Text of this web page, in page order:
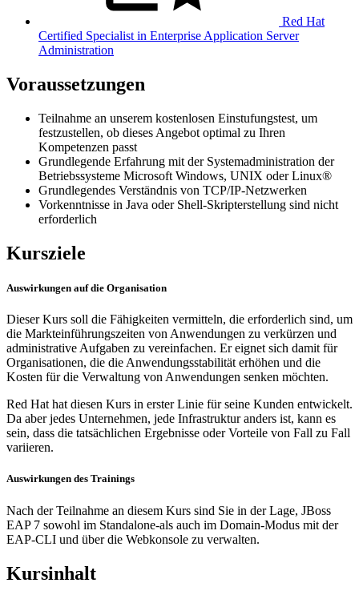
Red Hat
Certified Specialist in Enterprise Application Server
Administration
Voraussetzungen
Teilnahme an unserem kostenlosen Einstufungstest, um
festzustellen, ob dieses Angebot optimal zu Ihren
Kompetenzen passt
Grundlegende Erfahrung mit der Systemadministration der
Betriebssysteme Microsoft Windows, UNIX oder Linux®
Grundlegendes Verständnis von TCP/IP-Netzwerken
Vorkenntnisse in Java oder Shell-Skripterstellung sind nicht
erforderlich
Kursziele
Auswirkungen auf die Organisation
Dieser Kurs soll die Fähigkeiten vermitteln, die erforderlich sind, um
die Markteinführungszeiten von Anwendungen zu verkürzen und
administrative Aufgaben zu vereinfachen. Er eignet sich damit für
Organisationen, die die Anwendungsstabilität erhöhen und die
Kosten für die Verwaltung von Anwendungen senken möchten.
Red Hat hat diesen Kurs in erster Linie für seine Kunden entwickelt.
Da aber jedes Unternehmen, jede Infrastruktur anders ist, kann es
sein, dass die tatsächlichen Ergebnisse oder Vorteile von Fall zu Fall
variieren.
Auswirkungen des Trainings
Nach der Teilnahme an diesem Kurs sind Sie in der Lage, JBoss
EAP 7 sowohl im Standalone-als auch im Domain-Modus mit der
EAP-CLI und über die Webkonsole zu verwalten.
Kursinhalt